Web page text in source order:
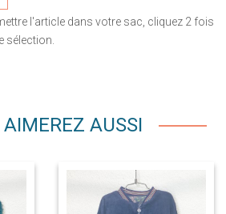
l'article dans votre sac, cliquez 2 fois
sélection.
AIMEREZ AUSSI